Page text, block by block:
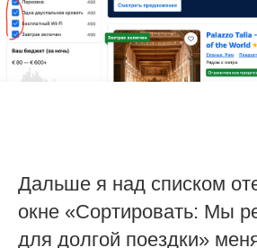
Дальше я над списком
окне «Сортировать: Мы
для долгой поездки»